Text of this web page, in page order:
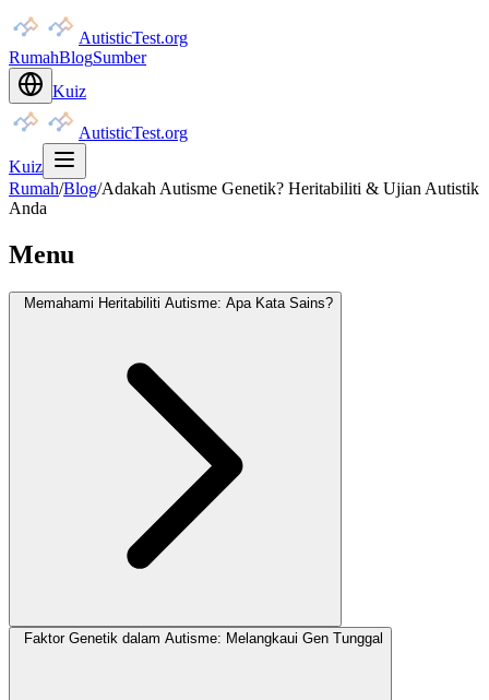
AutisticTest.org
RumahBlogSumber
Kuiz
AutisticTest.org
Kuiz
Rumah/Blog/Adakah Autisme Genetik? Heritabiliti & Ujian Autistik
Anda
Menu
Memahami Heritabiliti Autisme: Apa Kata Sains?
Faktor Genetik dalam Autisme: Melangkaui Gen Tunggal